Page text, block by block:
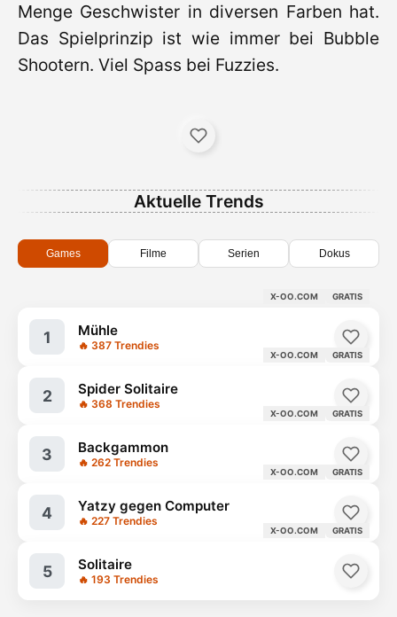
Menge Geschwister in diversen Farben hat.
Das Spielprinzip ist wie immer bei Bubble
Shootern. Viel Spass bei Fuzzies.
Aktuelle Trends
Games Filme Serien Dokus
X-OO.COM GRATIS
1 Mühle
🔥 387 Trendies
X-OO.COM GRATIS
2 Spider Solitaire
🔥 368 Trendies
X-OO.COM GRATIS
3 Backgammon
🔥 262 Trendies
X-OO.COM GRATIS
4 Yatzy gegen Computer
🔥 227 Trendies
X-OO.COM GRATIS
5 Solitaire
🔥 193 Trendies